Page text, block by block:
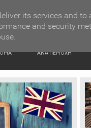
ΑΝΑ ΠΕΡΙΟΧΗ
its services and
and security